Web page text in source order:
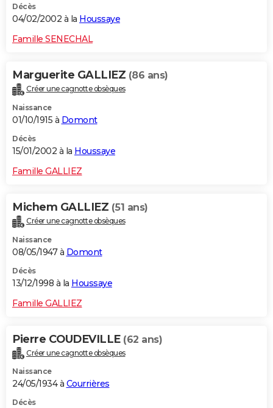
Décès
04/02/2002 à la Houssaye
Famille SENECHAL
Marguerite GALLIEZ (86 ans)
Créer une cagnotte obsèques
Naissance
01/10/1915 à Domont
Décès
15/01/2002 à la Houssaye
Famille GALLIEZ
Michem GALLIEZ (51 ans)
Créer une cagnotte obsèques
Naissance
08/05/1947 à Domont
Décès
13/12/1998 à la Houssaye
Famille GALLIEZ
Pierre COUDEVILLE (62 ans)
Créer une cagnotte obsèques
Naissance
24/05/1934 à Courrières
Décès